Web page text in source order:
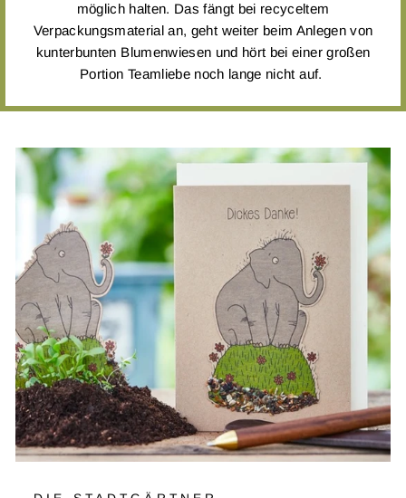
möglich halten. Das fängt bei recyceltem
Verpackungsmaterial an, geht weiter beim Anlegen von
kunterbunten Blumenwiesen und hört bei einer großen
Portion Teamliebe noch lange nicht auf.